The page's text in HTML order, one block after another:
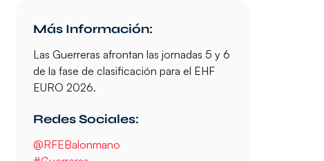
Más Información:
Las Guerreras afrontan las jornadas 5 y 6
de la fase de clasificación para el EHF
EURO 2026.
Redes Sociales:
@RFEBalonmano